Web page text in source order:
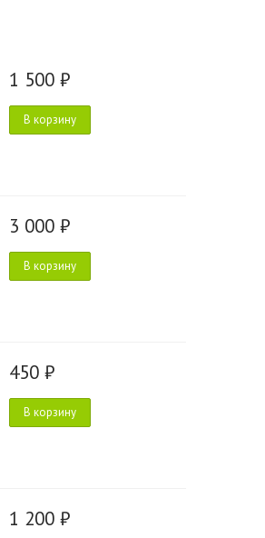
1 500 ₽
В корзину
3 000 ₽
В корзину
450 ₽
В корзину
1 200 ₽